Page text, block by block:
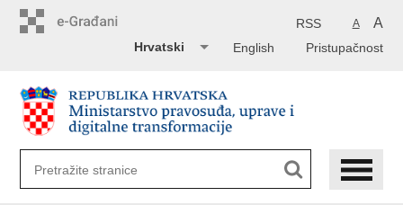
A A
RSS
Pristupačnost
English
Hrvatski